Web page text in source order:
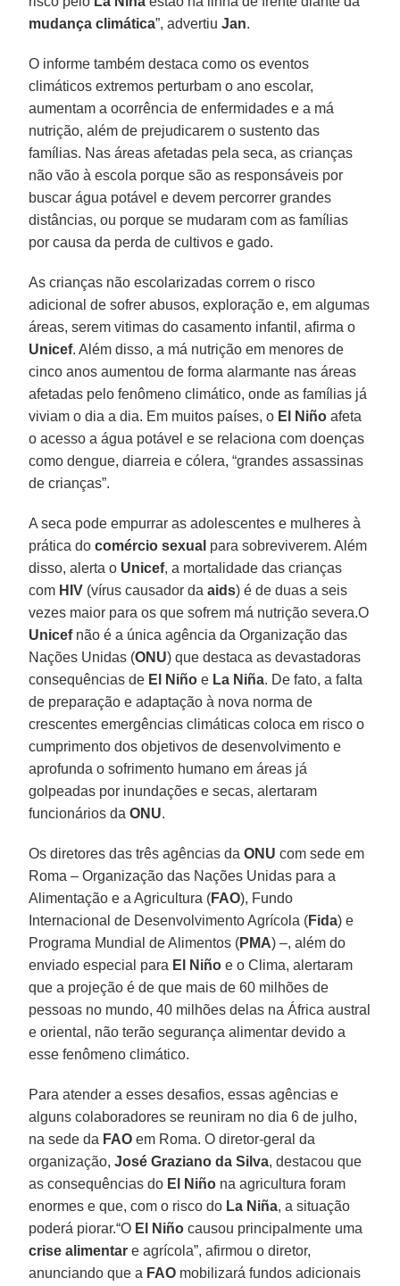
mudança climática”, advertiuJan.
O informe também destaca como os eventos
climáticos extremos perturbam o ano escolar,
aumentam a ocorrência de enfermidades e a má
nutrição, além de prejudicarem o sustento das
famílias. Nas áreas afetadas pela seca, as crianças
não vão à escola porque são as responsáveis por
buscar água potável e devem percorrer grandes
distâncias, ou porque se mudaram com as famílias
por causa da perda de cultivos e gado.
As crianças não escolarizadas correm o risco
adicional de sofrer abusos, exploração e, em algumas
áreas, serem vitimas do casamento infantil, afirma o
Unicef. Além disso, a má nutrição em menores de
cinco anos aumentou de forma alarmante nas áreas
afetadas pelo fenômeno climático, onde as famílias já
viviam o dia a dia. Em muitos países, o El Niño afeta
o acesso a água potável e se relaciona com doenças
como dengue, diarreia e cólera, “grandes assassinas
de crianças”.
A seca pode empurrar as adolescentes e mulheres à
prática docomércio sexual para sobreviverem. Além
disso, alerta o Unicef, a mortalidade das crianças
com HIV (vírus causador daaids) é de duas a seis
vezes maior para os que sofrem má nutrição severa.O
Unicefnão é a única agência da Organização das
Nações Unidas (ONU) que destaca as devastadoras
consequências de El Niño e La Niña. De fato, a falta
de preparação e adaptação à nova norma de
crescentes emergências climáticas coloca em risco o
cumprimento dos objetivos de desenvolvimento e
aprofunda o sofrimento humano em áreas já
golpeadas por inundações e secas, alertaram
funcionários daONU.
Os diretores das três agências daONU com sede em
Roma – Organização das Nações Unidas para a
Alimentação e a Agricultura (FAO), Fundo
Internacional de Desenvolvimento Agrícola (Fida) e
Programa Mundial de Alimentos (PMA) –, além do
enviado especial para El Niño e o Clima, alertaram
que a projeção é de que mais de 60 milhões de
pessoas no mundo, 40 milhões delas na África austral
e oriental, não terão segurança alimentar devido a
esse fenômeno climático.
Para atender a esses desafios, essas agências e
alguns colaboradores se reuniram no dia 6 de julho,
na sede da FAO em Roma. O diretor-geral da
organização,José Graziano da Silva, destacou que
as consequências do El Niño na agricultura foram
enormes e que, com o risco do La Niña, a situação
poderá piorar.“O El Niño causou principalmente uma
crise alimentar e agrícola”, afirmou o diretor,
anunciando que a FAO mobilizará fundos adicionais